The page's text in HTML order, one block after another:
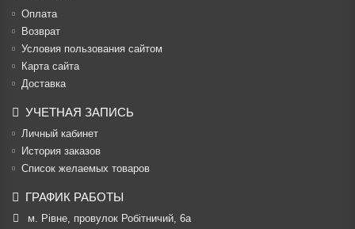
Оплата
Возврат
Условия пользования сайтом
Карта сайта
Доставка
УЧЕТНАЯ ЗАПИСЬ
Личный кабинет
История заказов
Список желаемых товаров
ГРАФИК РАБОТЫ
м. Рівне, провулок Робітничий, 6а